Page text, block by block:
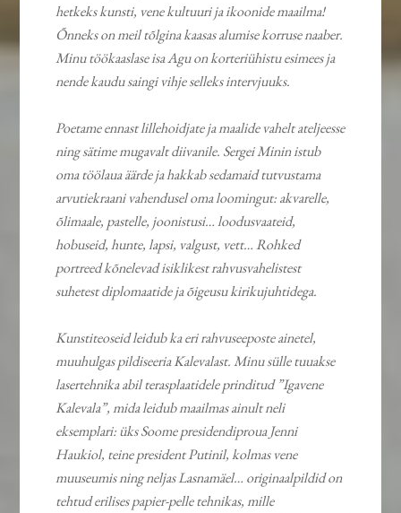
hetkeks kunsti, vene kultuuri ja ikoonide maailma!
Õnneks on meil tõlgina kaasas alumise korruse naaber.
Minu töökaaslase isa Agu on korteriühistu esimees ja
nende kaudu saingi vihje selleks intervjuuks.
Poetame ennast lillehoidjate ja maalide vahelt ateljeesse
ning sätime mugavalt diivanile. Sergei Minin istub
oma töölaua äärde ja hakkab sedamaid tutvustama
arvutiekraani vahendusel oma loomingut: akvarelle,
õlimaale, pastelle, joonistusi… loodusvaateid,
hobuseid, hunte, lapsi, valgust, vett… Rohked
portreed kõnelevad isiklikest rahvusvahelistest
suhetest diplomaatide ja õigeusu kirikujuhtidega.
Kunstiteoseid leidub ka eri rahvuseeposte ainetel,
muuhulgas pildiseeria Kalevalast. Minu sülle tuuakse
lasertehnika abil terasplaatidele prinditud ”Igavene
Kalevala”, mida leidub maailmas ainult neli
eksemplari: üks Soome presidendiproua Jenni
Haukiol, teine president Putinil, kolmas vene
muuseumis ning neljas Lasnamäel… originaalpildid on
tehtud erilises papier-pelle tehnikas, mille